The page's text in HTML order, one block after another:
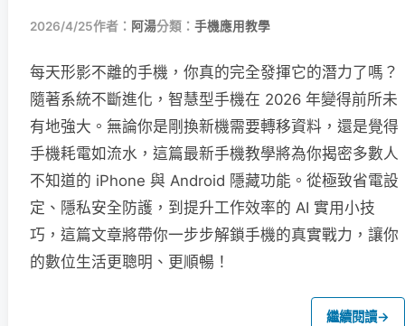
2026/4/25作者： 阿湯分類： 手機應用教學
每天形影不離的手機，你真的完全發揮它的潛力了嗎？
隨著系統不斷進化，智慧型手機在 2026 年變得前所未
有地強大。無論你是剛換新機需要轉移資料，還是覺得
手機耗電如流水，這篇最新手機教學將為你揭密多數人
不知道的 iPhone 與 Android 隱藏功能。從極致省電設
定、隱私安全防護，到提升工作效率的 AI 實用小技
巧，這篇文章將帶你一步步解鎖手機的真實戰力，讓你
的數位生活更聰明、更順暢！
繼續閱讀→